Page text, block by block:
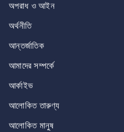
অপরাধ ও আইন
অর্থনীতি
আন্তর্জাতিক
আমাদের সম্পর্কে
আর্কাইভ
আলোকিত তারুণ্য
আলোকিত মানুষ